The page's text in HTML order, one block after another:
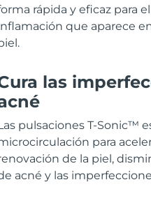
rápida y eficaz para
que aparece
las
pulsaciones T-Sonic™
para
de la piel,
acné y las